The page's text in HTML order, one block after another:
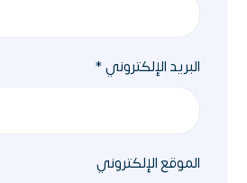
البريد الإلكتروني*
الموقع الإلكتروني